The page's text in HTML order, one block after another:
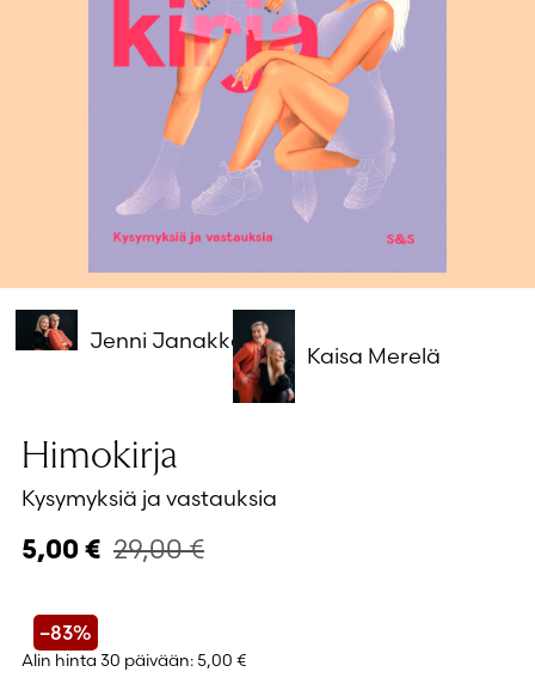
Salasana unohtunut?
Eikö sinulla ole tiliä?
Luo uusi tili
Jenni Janakka
Kaisa Merelä
Himokirja
Kysymyksiä ja vastauksia
5,00 € 29,00€
–83%
Alin hinta 30 päivään: 5,00 €